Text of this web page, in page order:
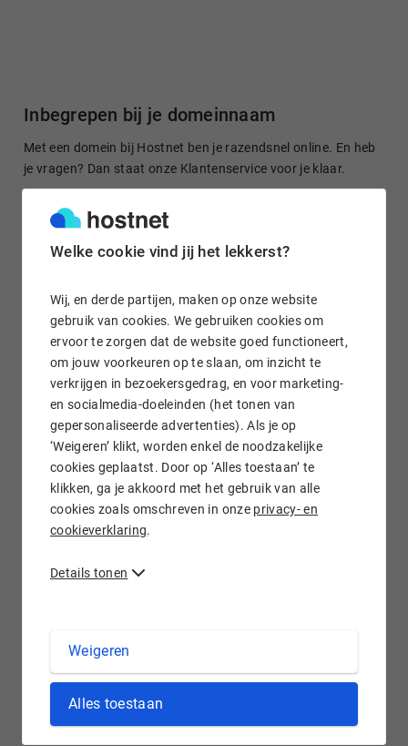
Welke cookie vind jij het lekkerst?
Wij, en derde partijen, maken op onze website
gebruik van cookies. We gebruiken cookies om
ervoor te zorgen dat de website goed functioneert,
om jouw voorkeuren op te slaan, om inzicht te
verkrijgen in bezoekersgedrag, en voor marketing-
en socialmedia-doeleinden (het tonen van
gepersonaliseerde advertenties). Als je op
‘Weigeren’ klikt, worden enkel de noodzakelijke
cookies geplaatst. Door op ‘Alles toestaan’ te
klikken, ga je akkoord met het gebruik van alle
cookies zoals omschreven in onze privacy- en
cookieverklaring.
Details tonen
Weigeren
Alles toestaan
Inbegrepen bij je domeinnaam
Met een domein bij Hostnet ben je razendsnel online. En heb
je vragen? Dan staat onze Klantenservice voor je klaar.
Gratis domein doorsturen
Stuur je domeinnaam kosteloos door naar een site of je
socialmedia-profiel. Het is in enkele klikken geregeld.
Gratis e-mail doorsturen
Wij staan voor je klaar!
.FUND domein registreren bij Hostnet
'Funding' is het leveren van financiën om een bepaalde
activiteit, dienst of een bepaald product te bekostigen.
Fondsen bestaan in allerlei soorten en maten, en dus kan